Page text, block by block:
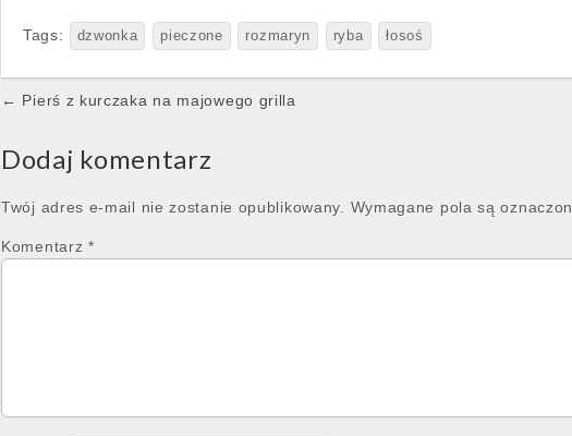
Tags: dzwonka pieczone rozmaryn ryba łosoś
Post
← Pierś z kurczaka na majowego grilla
Dodaj komentarz
Twój adres e-mail nie zostanie opublikowany. Wymagane pola są
Komentarz *